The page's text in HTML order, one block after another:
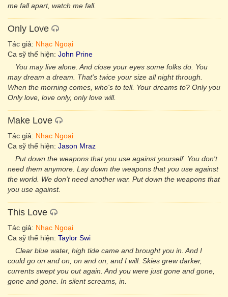
me fall apart, watch me fall.
Only Love
Tác giả: Nhạc Ngoại
Ca sỹ thể hiện: John Prine
You may live alone. And close your eyes some folks do. You
may dream a dream. That's twice your size all night through.
When the morning comes, who's to tell. Your dreams to? Only you
Only love, love only, only love will.
Make Love
Tác giả: Nhạc Ngoại
Ca sỹ thể hiện: Jason Mraz
Put down the weapons that you use against yourself. You don't
need them anymore. Lay down the weapons that you use against
the world. We don’t need another war. Put down the weapons that
you use against.
This Love
Tác giả: Nhạc Ngoại
Ca sỹ thể hiện: Taylor Swi
Clear blue water, high tide came and brought you in. And I
could go on and on, on and on, and I will. Skies grew darker,
currents swept you out again. And you were just gone and gone,
gone and gone. In silent screams, in.